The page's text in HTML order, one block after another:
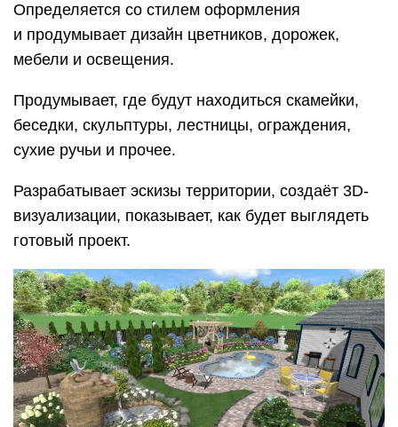
Определяется со стилем оформления
и продумывает дизайн цветников, дорожек,
мебели и освещения.
Продумывает, где будут находиться скамейки,
беседки, скульптуры, лестницы, ограждения,
сухие ручьи и прочее.
Разрабатывает эскизы территории, создаёт 3D-
визуализации, показывает, как будет выглядеть
готовый проект.